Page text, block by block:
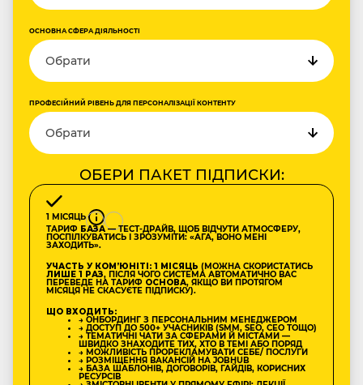
ОСНОВНА СФЕРА ДІЯЛЬНОСТІ
ПРОФЕСІЙНИЙ РІВЕНЬ ДЛЯ ПЕРСОНАЛІЗАЦІЇ КОНТЕНТУ
ОБЕРИ ПАКЕТ ПІДПИСКИ:
1 МІСЯЦЬ
ТАРИФ БАЗА— ТЕСТ-ДРАЙВ, ЩОБ ВІДЧУТИ АТМОСФЕРУ,
ПОСПІЛКУВАТИСЬ І ЗРОЗУМІТИ: «АГА, ВОНО МЕНІ
ЗАХОДИТЬ».
УЧАСТЬ У КОМʼЮНІТІ: 1 МІСЯЦЬ (МОЖНА СКОРИСТАТИСЬ
ЛИШЕ 1 РАЗ, ПІСЛЯ ЧОГО СИСТЕМА АВТОМАТИЧНО ВАС
ПЕРЕВЕДЕ НА ТАРИФ ОСНОВА, ЯКЩО ВИ ПРОТЯГОМ
МІСЯЦЯ НЕ СКАСУЄТЕ ПІДПИСКУ).
ЩО ВХОДИТЬ:
→ ОНБОРДИНГ З ПЕРСОНАЛЬНИМ МЕНЕДЖЕРОМ
→ ДОСТУП ДО 500+ УЧАСНИКІВ (SMM, SEO, CEO ТОЩО)
→ ТЕМАТИЧНІ ЧАТИ ЗА СФЕРАМИ Й МІСТАМИ —
ШВИДКО ЗНАХОДИТЕ ТИХ, ХТО В ТЕМІ АБО ПОРЯД
→ МОЖЛИВІСТЬ ПРОРЕКЛАМУВАТИ СЕБЕ/ ПОСЛУГИ
→ РОЗМІЩЕННЯ ВАКАНСІЙ НА JOBHUB
→ БАЗА ШАБЛОНІВ, ДОГОВОРІВ, ГАЙДІВ, КОРИСНИХ
РЕСУРСІВ